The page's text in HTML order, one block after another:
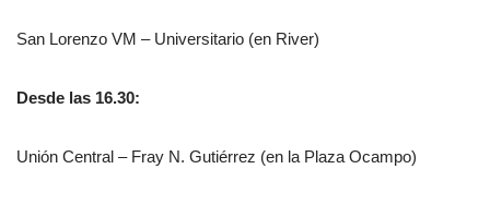
San Lorenzo VM – Universitario (en River)
Desde las 16.30:
Unión Central – Fray N. Gutiérrez (en la Plaza Ocampo)